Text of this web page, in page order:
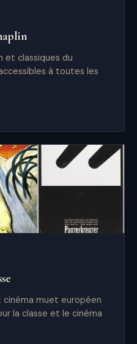
et classiques du
à toutes les
cinéma muet européen
la classe et le cinéma